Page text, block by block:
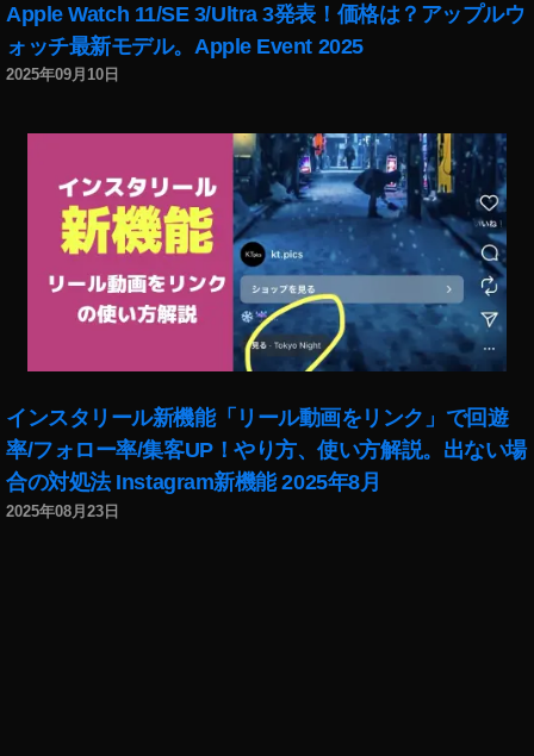
Apple Watch 11/SE 3/Ultra 3発表！価格は？アップルウ
ォッチ最新モデル。Apple Event 2025
2025年09月10日
インスタリール新機能「リール動画をリンク」で回遊
率/フォロー率/集客UP！やり方、使い方解説。出ない場
合の対処法 Instagram新機能 2025年8月
2025年08月23日